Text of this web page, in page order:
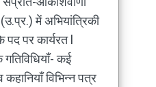
में अभियांत्रिकी
पर कार्यरत l
गतिविधियाँ- कई
कहानियाँ विभिन्न पत्र